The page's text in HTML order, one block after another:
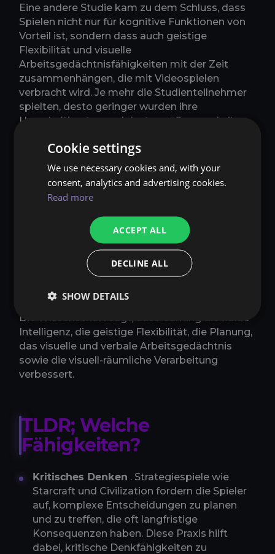
Eine andere Studie kam zu dem Schluss, dass
Spielen nicht nur für kognitive Funktionen von
Vorteil ist, sondern dass auch geistige
Flexibilität und visuelle
Arbeitsgedächtnisfähigkeiten mit der Zeit
zusammenhängen, die mit Videospielen
verbracht wird. Je mehr die Studienteilnehmer
spielten, desto geringer wurden ihre
Umschaltkosten und desto größer wurde ihre
fluiden Intelligenz nahmen mit der
Videospielzeit zu, insbesondere nach 10
Stunden Spielen pro Woche. Dasselbe galt für
Planungsfähigkeiten und verbale Spanne, aber
zwischen 10 und 20 Stunden Videospielen pro
Woche. Auch die Reaktionszeiten verringerten
sich mit zunehmender Videospielzeit und
erreichten eine Grenze bei etwa 20 Stunden
Spielen pro Woche und sanken dann bei
intensiveren Spielern wieder ab.
Die Wissenschaft sagt, dass Gaming die fluide
Intelligenz, die geistige Flexibilität, die Planung,
das visuelle und verbale Arbeitsgedächtnis
sowie die visuell-räumliche Verarbeitung
verbessert.
TLDR; Welche
Fähigkeiten?
Kritisches Denken . Strategiespiele wie
Starcraft und Civilization fordern die Spieler
auf, komplexe Entscheidungen zu planen
und zu treffen, die oft langfristige
Konsequenzen haben. Diese Praxis hilft
dabei, kritische Denkfähigkeiten zu
Cookie settings
We use necessary cookies and, with your
consent, analytics and advertising cookies.
Read more
ACCEPT ALL
DECLINE ALL
SHOW DETAILS